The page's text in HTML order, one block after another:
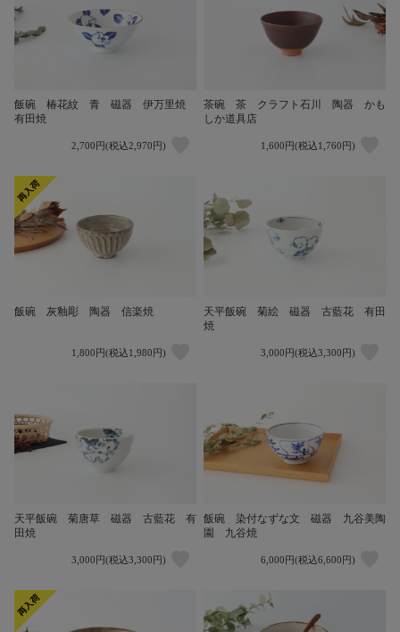
飯碗 椿花紋 青 磁器 伊万里焼
有田焼
2,700円(税込2,970円)
茶碗 茶 クラフト石川 陶器 かも
しか道具店
1,600円(税込1,760円)
飯碗 灰釉彫 陶器 信楽焼
1,800円(税込1,980円)
天平飯碗 菊絵 磁器 古藍花 有田
焼
3,000円(税込3,300円)
天平飯碗 菊唐草 磁器 古藍花 有
田焼
3,000円(税込3,300円)
飯碗 染付なずな文 磁器 九谷美陶
園 九谷焼
6,000円(税込6,600円)